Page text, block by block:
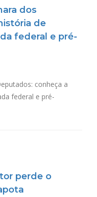
dos
de
federal e pré-
conheça a
federal e pré-
perde o